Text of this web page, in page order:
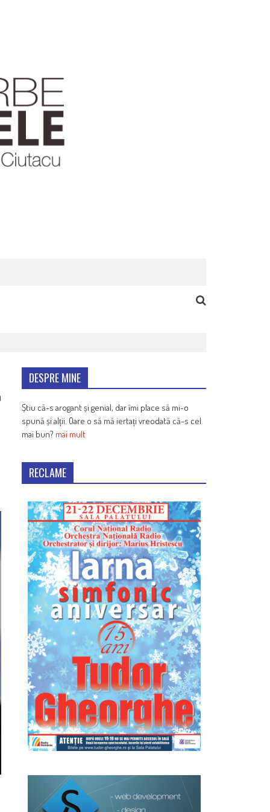
DESPRE MINE
Știu că-s arogant și genial, dar îmi place să mi-o
spună și alții. Oare o să mă iertați vreodată că-s cel
mai bun? mai mult
RECLAME